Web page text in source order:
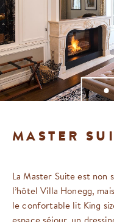
MASTER
La Master Suite est non
l’hôtel Villa Honegg,
le confortable lit King